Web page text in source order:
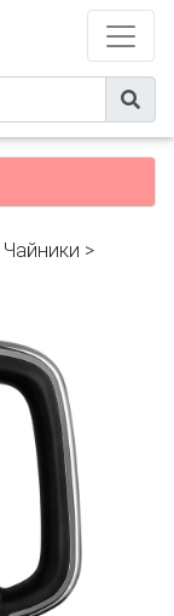
Чайники >